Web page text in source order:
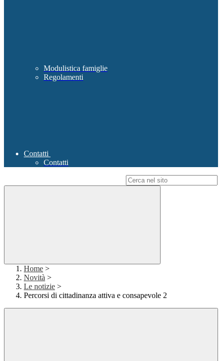
Modulistica famiglie
Regolamenti
Contatti
Contatti
Home >
Novità >
Le notizie >
Percorsi di cittadinanza attiva e consapevole 2